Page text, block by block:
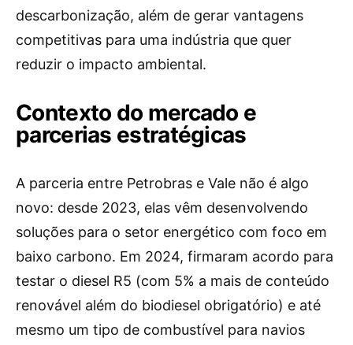
descarbonização, além de gerar vantagens
competitivas para uma indústria que quer
reduzir o impacto ambiental.
Contexto do mercado e
parcerias estratégicas
A parceria entre Petrobras e Vale não é algo
novo: desde 2023, elas vêm desenvolvendo
soluções para o setor energético com foco em
baixo carbono. Em 2024, firmaram acordo para
testar o diesel R5 (com 5% a mais de conteúdo
renovável além do biodiesel obrigatório) e até
mesmo um tipo de combustível para navios